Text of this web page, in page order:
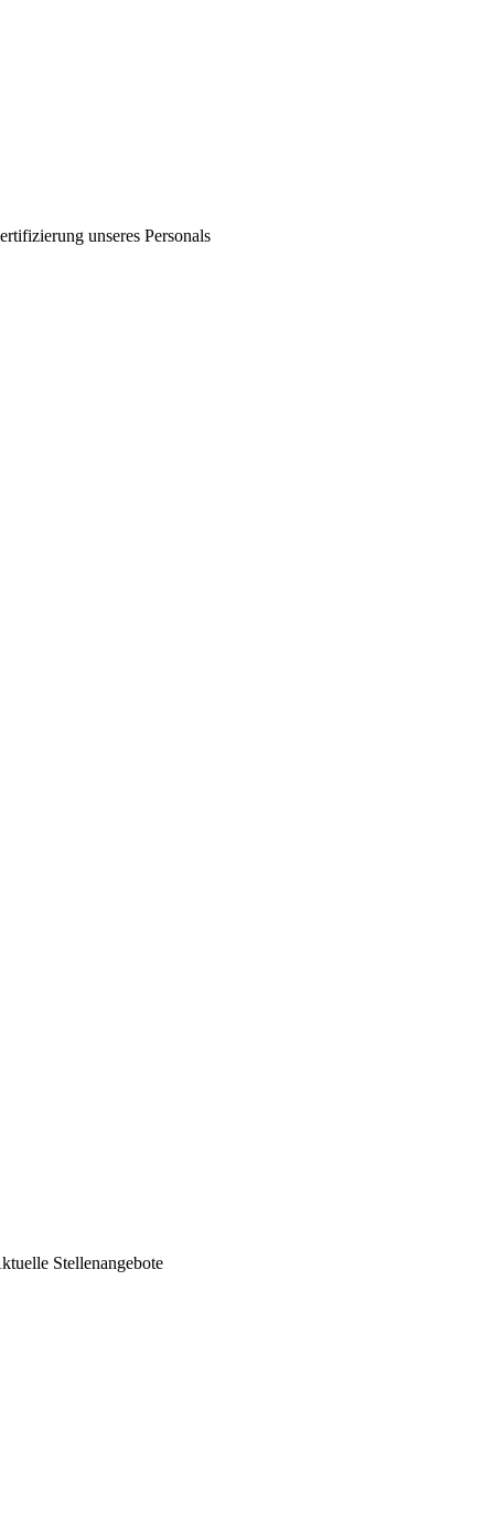
unseres Personals
Stellenangebote